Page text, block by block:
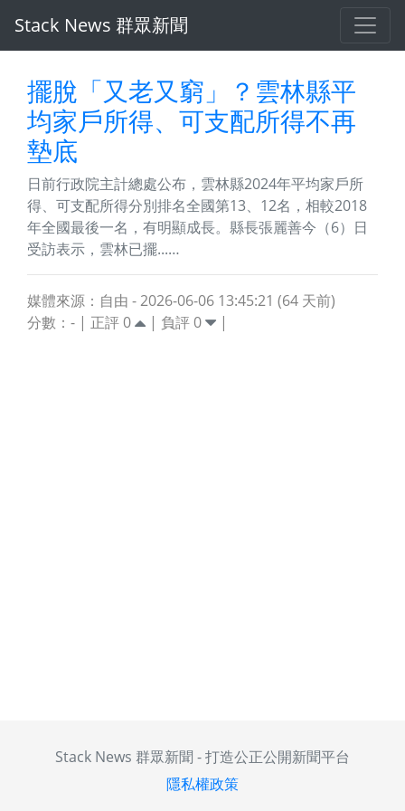
Stack News 群眾新聞
擺脫「又老又窮」？雲林縣平
均家戶所得、可支配所得不再
墊底
日前行政院主計總處公布，雲林縣2024年平均家戶所
得、可支配所得分別排名全國第13、12名，相較2018
年全國最後一名，有明顯成長。縣長張麗善今（6）日
受訪表示，雲林已擺...…
媒體來源：自由 - 2026-06-06 13:45:21 (64 天前)
分數： - | 正評 0 | 負評 0 |
Stack News 群眾新聞 - 打造公正公開新聞平台
隱私權政策